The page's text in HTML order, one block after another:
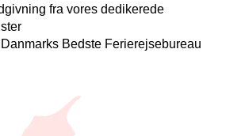
fra vores dedikerede
Bedste Ferierejsebureau